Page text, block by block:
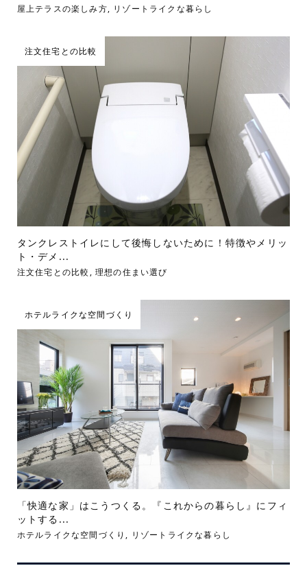
屋上テラスの楽しみ方, リゾートライクな暮らし
注文住宅との比較
タンクレストイレにして後悔しないために！特徴やメリッ
ト・デメ...
注文住宅との比較 , 理想の住まい選び
ホテルライクな空間づくり
「快適な家」はこうつくる。『これからの暮らし』にフィ
ットする...
ホテルライクな空間づくり , リゾートライクな暮らし